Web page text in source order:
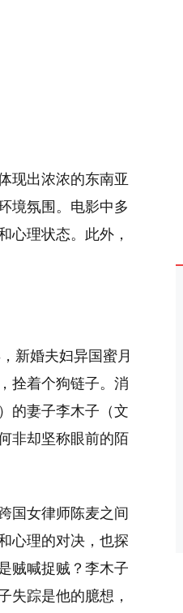
现出浓浓的东南亚
境氛围。电影中多
心理状态。此外，
新婚夫妇异国蜜月
拴着个狗链子。消
的妻子李木子（文
非却坚称眼前的陌
国女律师陈麦之间
心理的对决，也探
贼喊捉贼？李木子
失踪是他的臆想，